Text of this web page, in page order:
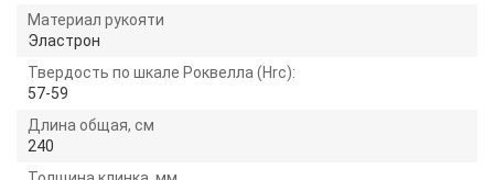
Материал рукояти
Эластрон
Твердость по шкале Роквелла (Hrc):
57-59
Длина общая, см
240